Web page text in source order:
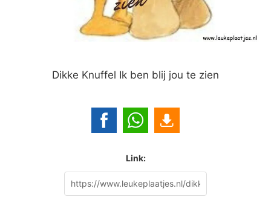
Dikke Knuffel Ik ben blij jou te zien
Link: